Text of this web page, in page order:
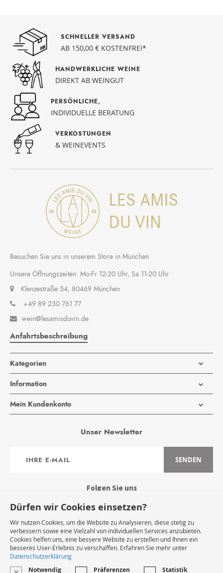
SCHNELLER VERSAND
AB 150,00 € KOSTENFREI*
HANDWERKLICHE WEINE
DIREKT AB WEINGUT
PERSÖNLICHE,
INDIVIDUELLE BERATUNG
VERKOSTUNGEN
& WEINEVENTS
Besuchen Sie uns in unserem Store in München
Unsere Öffnungszeiten: Mo-Fr 12-20 Uhr, Sa 11-20 Uhr
Klenzestraße 54, 80469 München
+49 89 230 761 77
 wein@lesamisduvin.de
Anfahrtsbeschreibung
Kategorien
Information
Mein Kundenkonto
Unser Newsletter
zum
SENDEN
Folgen Sie uns
Widerruf Starten
Dürfen wir Cookies einsetzen?
Wir nutzen Cookies, um die Website zu Analysieren, diese stetig zu
verbessern sowie eine Vielzahl von individuellen Services anzubieten.
Cookies helfen uns, eine bessere Website zu erstellen und Ihnen ein
besseres User-Erlebnis zu verschaffen. Erfahren Sie mehr unter
Datenschutzerklärung
Notwendig Präferenzen Statistik